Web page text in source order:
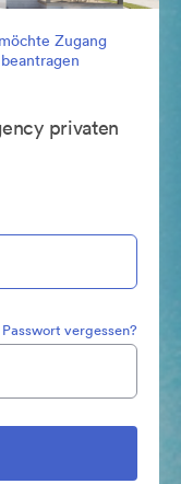
Zugang
beantragen
privaten
Passwort vergessen?